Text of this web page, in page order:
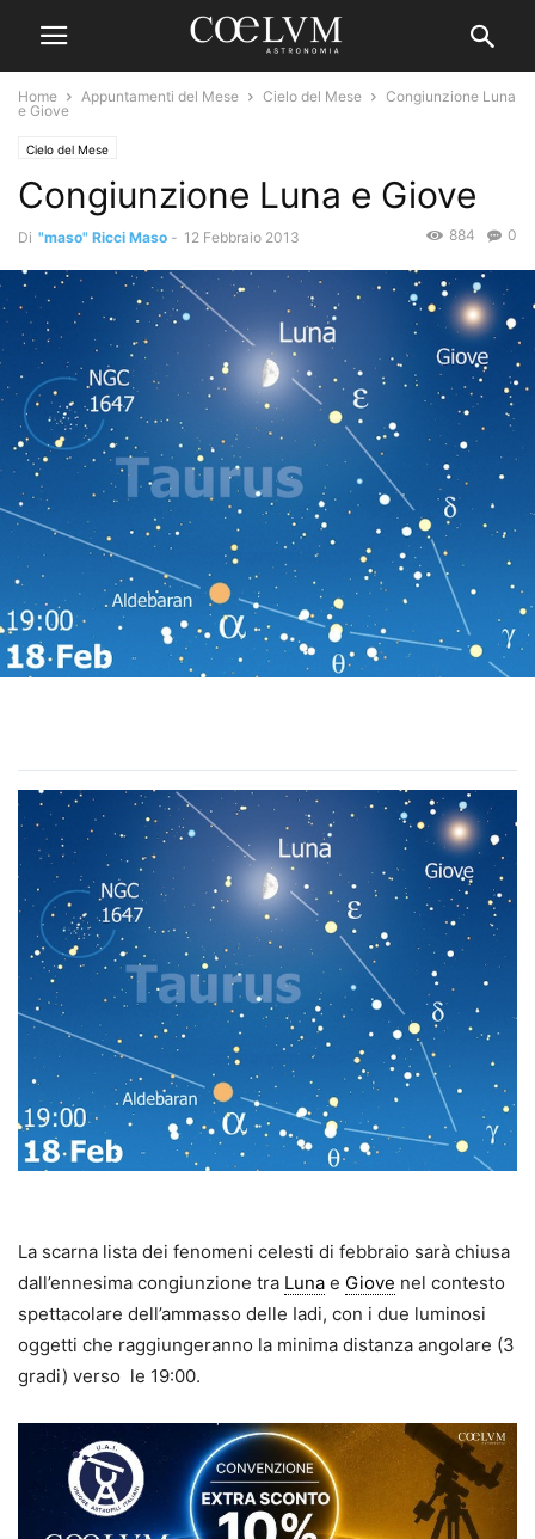
Home Appuntamenti del Mese Cielo del Mese
Congiunzione Luna
e Giove
Cielo del Mese
Congiunzione Luna e Giove
Di "maso" Ricci Maso - 12 Febbraio 2013 0
884
La scarna lista dei fenomeni celesti di febbraio sarà chiusa
dall’ennesima congiunzione tra Luna e Giove nel contesto
spettacolare dell’ammasso delle Iadi, con i due luminosi
oggetti che raggiungeranno la minima distanza angolare (3
gradi) verso le 19:00.